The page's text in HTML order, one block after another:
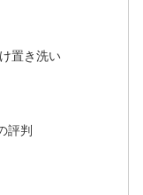
置き洗い
評判